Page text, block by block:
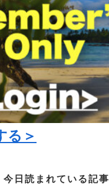
る＞
今日読まれている記事